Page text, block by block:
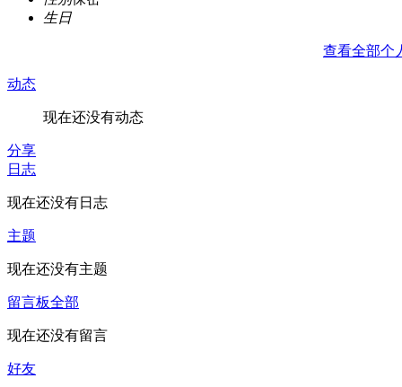
生日
查看全部个
动态
现在还没有动态
分享
日志
现在还没有日志
主题
现在还没有主题
留言板全部
现在还没有留言
好友